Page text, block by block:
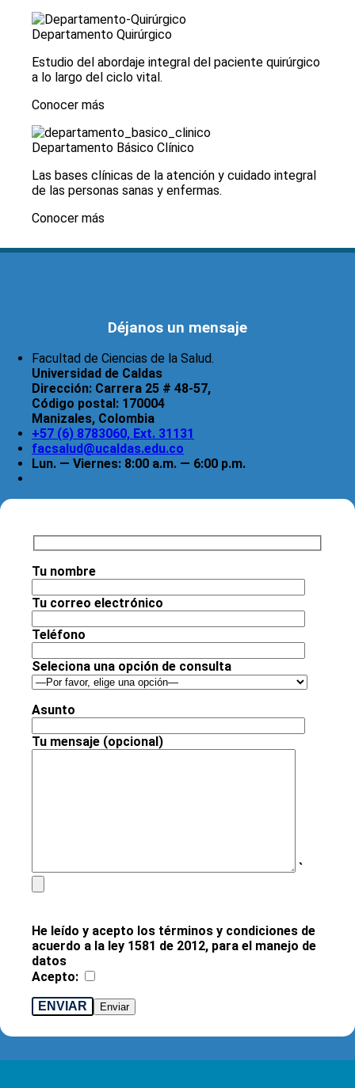
Departamento Quirúrgico
Estudio del abordaje integral del paciente quirúrgico
a lo largo del ciclo vital.
Conocer más
Departamento Básico Clínico
Las bases clínicas de la atención y cuidado integral
de las personas sanas y enfermas.
Conocer más
Déjanos un mensaje
Facultad de Ciencias de la Salud.
Universidad de Caldas
Dirección: Carrera 25 # 48-57,
Código postal: 170004
Manizales, Colombia
+57 (6) 8783060, Ext. 31131
facsalud@ucaldas.edu.co
Lun. — Viernes: 8:00 a.m. — 6:00 p.m.
Tu nombre
Tu correo electrónico
Teléfono
Seleciona una opción de consulta
Asunto
Tu mensaje (opcional)
`
He leído y acepto los términos y condiciones de
acuerdo a la ley 1581 de 2012, para el manejo de
datos
Acepto:
ENVIAR